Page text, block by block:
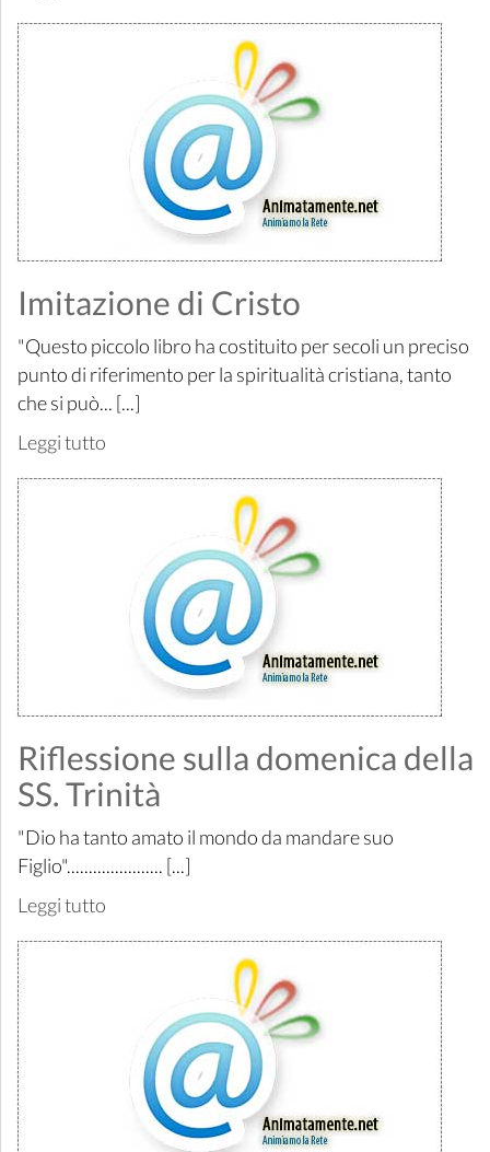
Imitazione di Cristo
"Questo piccolo libro ha costituito per secoli un preciso
punto di riferimento per la spiritualità cristiana, tanto
che si può... [...]
Leggi tutto
Riflessione sulla domenica della
SS. Trinità
"Dio ha tanto amato il mondo da mandare suo
Figlio"...................... [...]
Leggi tutto